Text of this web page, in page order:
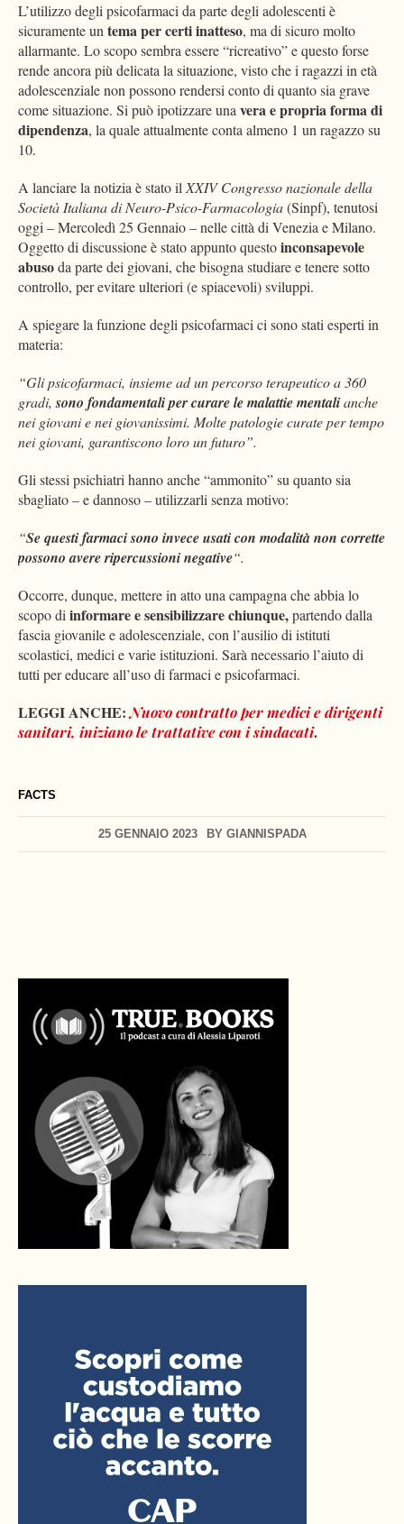
FACTS
25 GENNAIO 2023 BY GIANNISPADA
L’utilizzo degli psicofarmaci da parte degli adolescenti è
sicuramente untema per certi inatteso, ma di sicuro molto
allarmante. Lo scopo sembra essere “ricreativo” e questo forse
rende ancora più delicata la situazione, visto che i ragazzi in età
adolescenziale non possono rendersi conto di quanto sia grave
come situazione. Si può ipotizzare unavera e propria forma di
dipendenza, la quale attualmente conta almeno 1 un ragazzo su
10.
A lanciare la notizia è stato ilXXIV Congresso nazionale della
Società Italiana di Neuro-Psico-Farmacologia(Sinpf), tenutosi
oggi – Mercoledì 25 Gennaio – nelle città di Venezia e Milano.
Oggetto di discussione è stato appunto questoinconsapevole
abusoda parte dei giovani, che bisogna studiare e tenere sotto
controllo, per evitare ulteriori (e spiacevoli) sviluppi.
A spiegare la funzione degli psicofarmaci ci sono stati esperti in
materia:
“Gli psicofarmaci, insieme ad un percorso terapeutico a 360
gradi,sono fondamentali per curare le malattie mentalianche
nei giovani e nei giovanissimi. Molte patologie curate per tempo
nei giovani, garantiscono loro un futuro”.
Gli stessi psichiatri hanno anche “ammonito” su quanto sia
sbagliato – e dannoso – utilizzarli senza motivo:
“Se questi farmaci sono invece usati con modalità non corrette
possono avere ripercussioni negative“.
Occorre, dunque, mettere in atto una campagna che abbia lo
scopo diinformare e sensibilizzare chiunque,partendo dalla
fascia giovanile e adolescenziale, con l’ausilio di istituti
scolastici, medici e varie istituzioni. Sarà necessario l’aiuto di
tutti per educare all’uso di farmaci e psicofarmaci.
LEGGI ANCHE:Nuovo contratto per medici e dirigenti
sanitari, iniziano le trattative con i sindacati.